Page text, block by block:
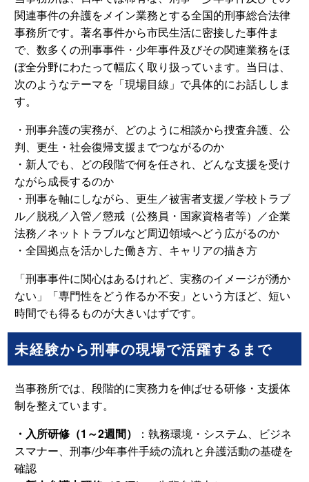
関連事件の弁護をメイン業務とする全国的刑事総合法律
事務所です。著名事件から市民生活に密接した事件ま
で、数多くの刑事事件・少年事件及びその関連業務をほ
ぼ全分野にわたって幅広く取り扱っています。当日は、
次のようなテーマを「現場目線」で具体的にお話ししま
す。
・刑事弁護の実務が、どのように相談から捜査弁護、公
判、更生・社会復帰支援までつながるのか
・新人でも、どの段階で何を任され、どんな支援を受け
ながら成長するのか
・刑事を軸にしながら、更生／被害者支援／学校トラブ
ル／脱税／入管／懲戒（公務員・国家資格者等）／企業
法務／ネットトラブルなど周辺領域へどう広がるのか
・全国拠点を活かした働き方、キャリアの描き方
「刑事事件に関心はあるけれど、実務のイメージが湧か
ない」「専門性をどう作るか不安」という方ほど、短い
時間でも得るものが大きいはずです。
未経験から刑事の現場で活躍するまで
当事務所では、段階的に実務力を伸ばせる研修・支援体
制を整えています。
・入所研修（1～2週間）
：執務環境・システム、ビジネ
スマナー、刑事/少年事件手続の流れと弁護活動の基礎を
確認